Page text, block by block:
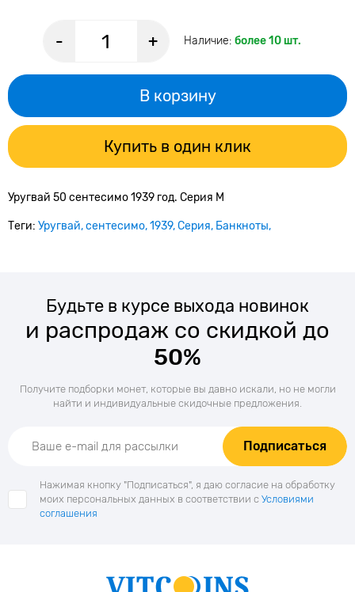
- + Наличие: более 10 шт.
В корзину
Купить в один клик
Уругвай 50 сентесимо 1939 год. Серия M
Теги: Уругвай сентесимо 1939 Серия Банкноты
Будьте в курсе выхода новинок
и распродаж со скидкой до
50%
Получите подборки монет, которые вы давно искали, но не могли
найти и индивидуальные скидочные предложения.
Подписаться
Нажимая кнопку "Подписаться", я даю согласие на обработку
моих персональных данных в соответствии с Условиями
соглашения